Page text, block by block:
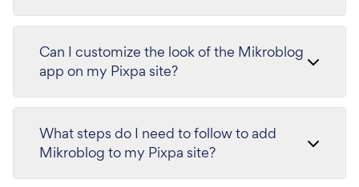
Can I customize the look of the Mikroblog
app on my Pixpa site?
What steps do I need to follow to add
Mikroblog to my Pixpa site?